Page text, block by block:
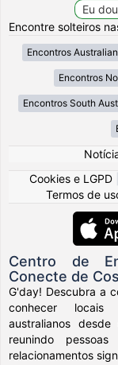
Encontre solteiros
Encontros
Encontros
Encontros South
Cookies e LGPD
Termos de
Centro de
Conecte de
G'day! Descubra a
conhecer locais
australianos
reunindo
relacionamentos